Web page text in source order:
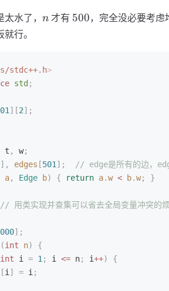
水了， n
n 才有 500
500，完全没必要考虑
行。
stdc++.h>
std ;
][2];
t , w;
], edges [501 ];
// edge是所有的边，
a, Edge b) { return a.w < b.w; }
用类实现并查集可以省去全局变量冲突的
];
(int n)
{
int i = 1 ; i <= n; i++)
{
[i ] = i ;